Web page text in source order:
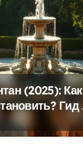
(2025): Как
Гид